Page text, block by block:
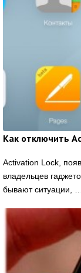
Как отключить
Activation Lock,
владельцев
бывают ситуации, …